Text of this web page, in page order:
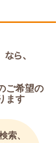
ご希望の
ます
索、